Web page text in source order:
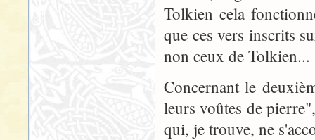
Tolkien cela
que ces vers inscrits
non ceux de Tolkien...
Concernant le
leurs voûtes de
qui, je trouve, ne